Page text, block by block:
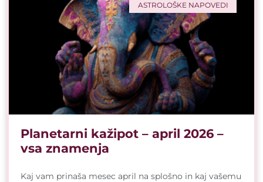
ASTROLOŠKE NAPOVEDI
Planetarni kažipot – april 2026 –
vsa znamenja
Kaj vam prinaša mesec april na splošno in kaj vašemu